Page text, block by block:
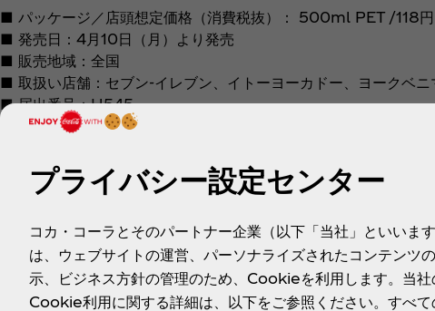
■ パッケージ／店頭想定価格（消費税抜）： 500ml PET /118円
■ 発売日：4月10日（月）より発売
■ 販売地域：全国
■ 取扱い店舗：セブン‐イレブン、イトーヨーカドー、ヨークベ
■ 届出番号：H545
■ 機能性関与成分および含有量：ローズヒップ由来ティリロサ
■ 届出表示：本品にはローズヒップ由来ティリロサイドが含ま
ています。
【摂取上の注意】1日の摂取目安量を守ってください。
・食生活は、主食、主菜、副菜を基本に、食事のバランスを。
・本品は、疾病の診断、治療、予防を目的としたものではありませ
・本品は、疾病に罹患している者、未成年者、妊産婦（妊娠を
プライバシー設定センター
コカ・コーラとそのパートナー企業（以下「当社」といいます
は、ウェブサイトの運営、パーソナライズされたコンテンツ
示、ビジネス方針の管理のため、Cookieを利用します。当社
Cookie利用に関する詳細は、以下をご参照ください。すべて